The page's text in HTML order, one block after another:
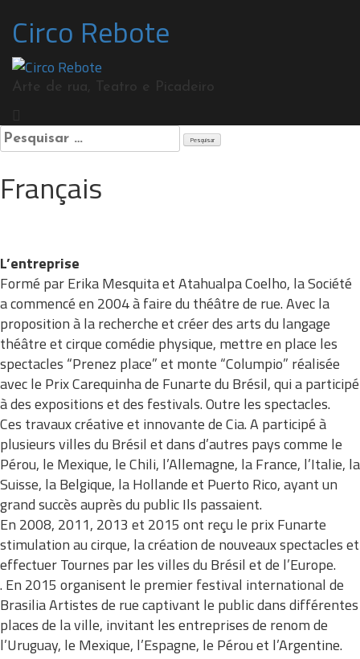
Circo Rebote
Arte de rua, Teatro e Picadeiro
Pesquisar
por:
Français
L’entreprise
Formé par Erika Mesquita et Atahualpa Coelho, la Société
a commencé en 2004 à faire du théâtre de rue. Avec la
proposition à la recherche et créer des arts du langage
théâtre et cirque comédie physique, mettre en place les
spectacles “Prenez place” et monte “Columpio” réalisée
avec le Prix Carequinha de Funarte du Brésil, qui a participé
à des expositions et des festivals. Outre les spectacles.
Ces travaux créative et innovante de Cia. A participé à
plusieurs villes du Brésil et dans d’autres pays comme le
Pérou, le Mexique, le Chili, l’Allemagne, la France, l’Italie, la
Suisse, la Belgique, la Hollande et Puerto Rico, ayant un
grand succès auprès du public Ils passaient.
En 2008, 2011, 2013 et 2015 ont reçu le prix Funarte
stimulation au cirque, la création de nouveaux spectacles et
effectuer Tournes par les villes du Brésil et de l’Europe.
. En 2015 organisent le premier festival international de
Brasilia Artistes de rue captivant le public dans différentes
places de la ville, invitant les entreprises de renom de
l’Uruguay, le Mexique, l’Espagne, le Pérou et l’Argentine.